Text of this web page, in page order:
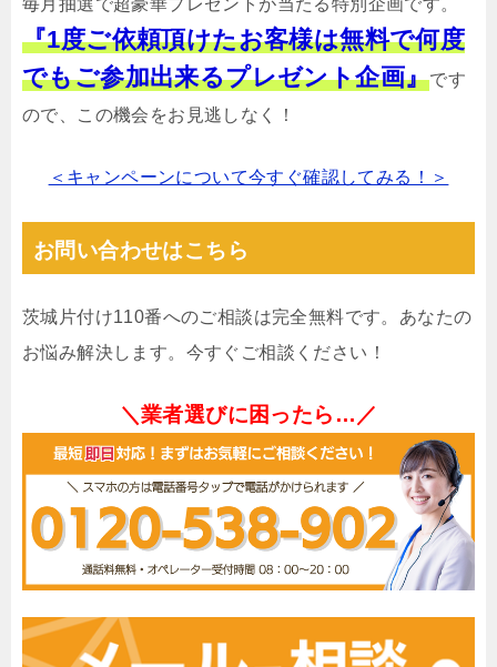
毎月抽選で超豪華プレゼントが当たる特別企画です。
『1度ご依頼頂けたお客様は無料で何度
でもご参加出来るプレゼント企画』です
ので、この機会をお見逃しなく！
＜キャンペーンについて今すぐ確認してみる！＞
お問い合わせはこちら
茨城片付け110番へのご相談は完全無料です。あなたの
お悩み解決します。今すぐご相談ください！
＼業者選びに困ったら…／